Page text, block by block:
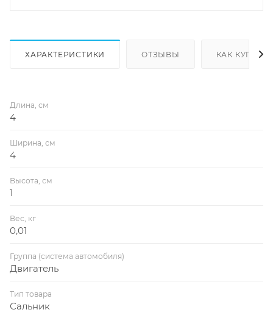
ХАРАКТЕРИСТИКИ ОТЗЫВЫ КАК КУПИТЬ
Длина, см
4
Ширина, см
4
Высота, см
1
Вес, кг
0,01
Группа (система автомобиля)
Двигатель
Тип товара
Сальник